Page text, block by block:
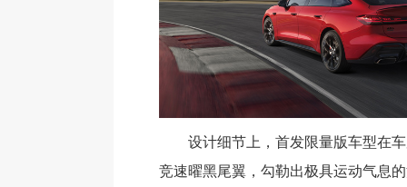
设计细节上，首发限量版车型在
竞速曜黑尾翼，勾勒出极具运动气息